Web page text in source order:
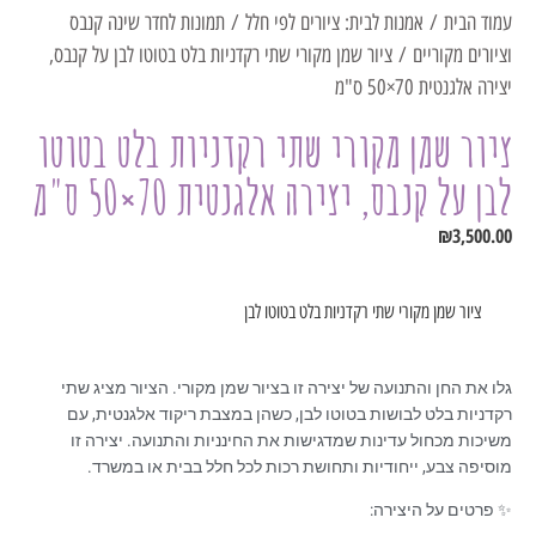
עמוד הבית / אמנות לבית: ציורים לפי חלל / תמונות לחדר שינה קנבס
וציורים מקוריים / ציור שמן מקורי שתי רקדניות בלט בטוטו לבן על קנבס,
יצירה אלגנטית 70×50 ס"מ
ציור שמן מקורי שתי רקדניות בלט בטוטו
לבן על קנבס, יצירה אלגנטית 70×50 ס"מ
₪3,500.00
ציור שמן מקורי שתי רקדניות בלט בטוטו לבן
גלו את החן והתנועה של יצירה זו בציור שמן מקורי. הציור מציג שתי
רקדניות בלט לבושות בטוטו לבן, כשהן במצבת ריקוד אלגנטית, עם
משיכות מכחול עדינות שמדגישות את החינניות והתנועה. יצירה זו
מוסיפה צבע, ייחודיות ותחושת רכות לכל חלל בבית או במשרד.
✨ פרטים על היצירה: